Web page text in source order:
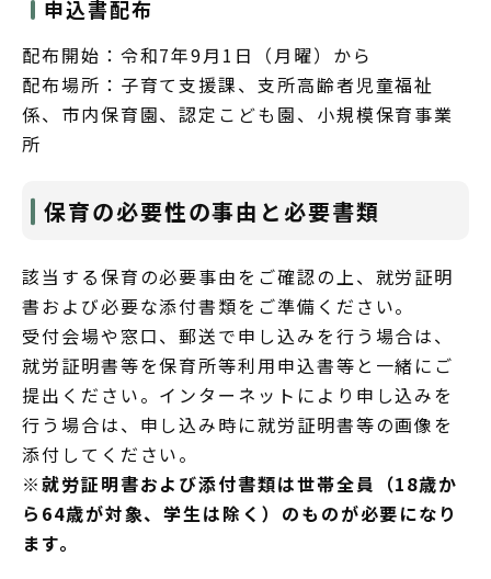
申込書配布
配布開始：令和7年9月1日（月曜）から
配布場所：子育て支援課、支所高齢者児童福祉
係、市内保育園、認定こども園、小規模保育事業
所
保育の必要性の事由と必要書類
該当する保育の必要事由をご確認の上、就労証明
書および必要な添付書類をご準備ください。
受付会場や窓口、郵送で申し込みを行う場合は、
就労証明書等を保育所等利用申込書等と一緒にご
提出ください。インターネットにより申し込みを
行う場合は、申し込み時に就労証明書等の画像を
添付してください。
※就労証明書および添付書類は世帯全員（18歳か
ら64歳が対象、学生は除く）のものが必要になり
ます。